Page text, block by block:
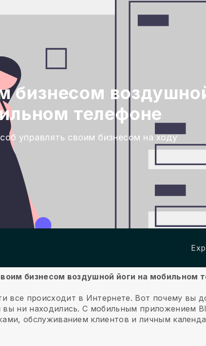
бизнесом
телефоне
управлять своим бизнесом на ходу
бизнесом воздушной йоги на мобильном
все происходит в Интернете. Вот почему вы
ни находились. С мобильным приложением
обслуживанием клиентов и личным